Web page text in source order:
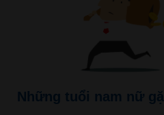
Những tuổi nam nữ